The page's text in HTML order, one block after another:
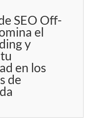
SEO Off-
el
y
en los
de